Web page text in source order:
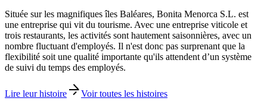
Située sur les magnifiques îles Baléares, Bonita Menorca S.L. est
une entreprise qui vit du tourisme. Avec une entreprise viticole et
trois restaurants, les activités sont hautement saisonnières, avec un
nombre fluctuant d'employés. Il n'est donc pas surprenant que la
flexibilité soit une qualité importante qu'ils attendent d’un système
de suivi du temps des employés.
Lire leur histoire
Voir toutes les histoires